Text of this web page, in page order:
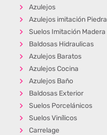
Azulejos
Azulejos imitación Piedra
Suelos Imitación Madera
Baldosas Hidraulicas
Azulejos Baratos
Azulejos Cocina
Azulejos Baño
Baldosas Exterior
Suelos Porcelánicos
Suelos Vinílicos
Carrelage